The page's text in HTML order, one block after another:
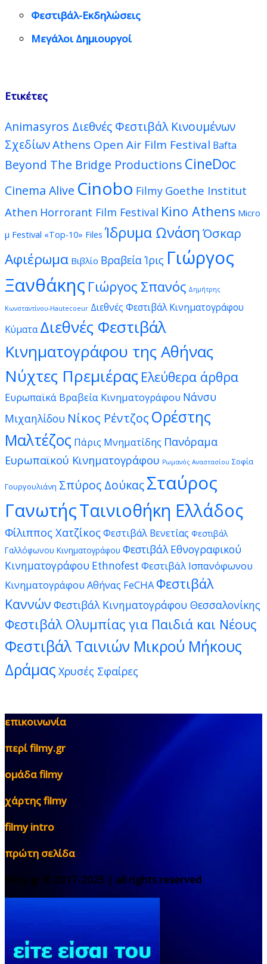
Φεστιβάλ-Εκδηλώσεις
Μεγάλοι Δημιουργοί
Ετικέτες
Animasyros Διεθνές Φεστιβάλ Κινουμένων
ΣχεδίωνAthens Open Air Film Festival Bafta
Beyond The Bridge Productions CineDoc
Cinema Alive Cinobo Filmy Goethe Institut
Athen Horrorant Film Festival Kino Athens Micro
μ Festival «Top-10» Files Ίδρυμα Ωνάση Όσκαρ
Αφιέρωμα Βιβλίο Βραβεία Ίρις Γιώργος
Ξανθάκης Γιώργος Σπανός Δημήτρης
Κωνσταντίνου-Hautecoeur Διεθνές Φεστιβάλ Κινηματογράφου
Κύματα Διεθνές Φεστιβάλ
Κινηματογράφου της Αθήνας
Νύχτες Πρεμιέρας Ελεύθερα άρθρα
Ευρωπαϊκά Βραβεία Κινηματογράφου Νάνσυ
Μιχαηλίδου Νίκος Ρέντζος Ορέστης
Μαλτέζος Πάρις Μνηματίδης Πανόραμα
Ευρωπαϊκού Κινηματογράφου Ρωμανός Αναστασίου Σοφία
Γουργουλιάνη Σπύρος ΔούκαςΣταύρος
ΓανωτήςΤαινιοθήκη Ελλάδος
Φίλιππος ΧατζίκοςΦεστιβάλ Βενετίας Φεστιβάλ
Γαλλόφωνου Κινηματογράφου Φεστιβάλ Εθνογραφικού
Κινηματογράφου Ethnofest Φεστιβάλ Ισπανόφωνου
Κινηματογράφου Αθήνας FeCHA Φεστιβάλ
Καννών Φεστιβάλ Κινηματογράφου Θεσσαλονίκης
Φεστιβάλ Ολυμπίας για Παιδιά και Νέους
Φεστιβάλ Ταινιών Μικρού Μήκους
Δράμας Χρυσές Σφαίρες
επικοινωνία
περί filmy.gr
ομάδα filmy
χάρτης filmy
filmy intro
πρώτη σελίδα
filmy.gr © 2017-2025 | all rights reserved